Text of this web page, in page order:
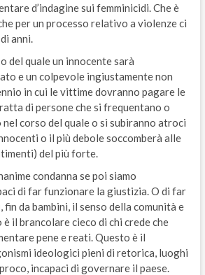
d’indagine sui femminicidi. Che è
per un processo relativo a violenze ci
anni.
del quale un innocente sarà
e un colpevole ingiustamente non
in cui le vittime dovranno pagare le
di persone che si frequentano o
corso del quale o si subiranno atroci
o il più debole soccomberà alle
del più forte.
condanna se poi siamo
di far funzionare la giustizia. O di far
da bambini, il senso della comunità e
il brancolare cieco di chi crede che
pene e reati. Questo è il
ideologici pieni di retorica, luoghi
incapaci di governare il paese.